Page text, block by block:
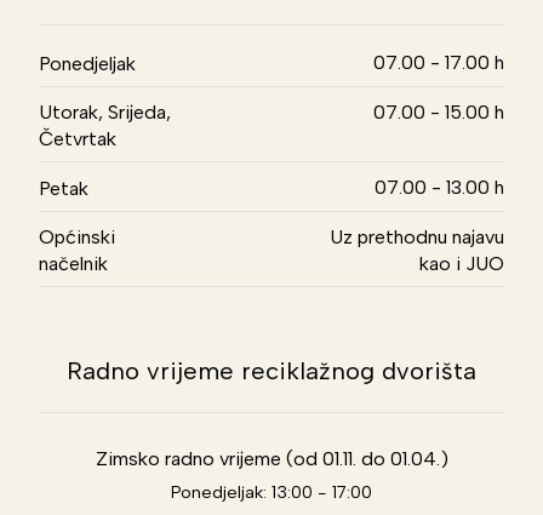
Ponedjeljak 07.00 - 17.00 h
Utorak, Srijeda,
Četvrtak
07.00 - 15.00 h
Petak 07.00 - 13.00 h
Općinski
načelnik
Uz prethodnu najavu
kao i JUO
Radno vrijeme reciklažnog dvorišta
Zimsko radno vrijeme (od 01.11. do 01.04.)
Ponedjeljak: 13:00 - 17:00